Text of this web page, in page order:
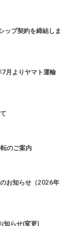
ップ契約を締結しま
7月よりヤマト運輸
のご案内
お知らせ（2026年
知らせ(変更)